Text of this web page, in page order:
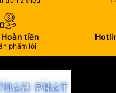
Dụng Của
Horing
cháy Horing QP112 thích
việc
Hoàn tiền
phẩm lỗi